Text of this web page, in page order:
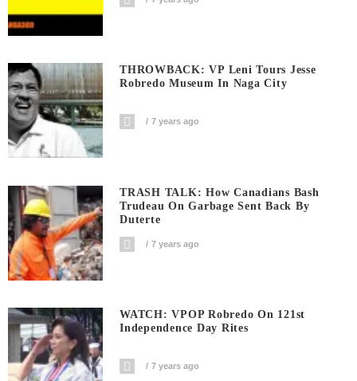
THROWBACK: VP Leni Tours Jesse
Robredo Museum In Naga City
7 years ago
TRASH TALK: How Canadians Bash
Trudeau On Garbage Sent Back By
Duterte
7 years ago
WATCH: VPOP Robredo On 121st
Independence Day Rites
7 years ago